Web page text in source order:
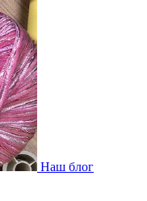
Наш блог